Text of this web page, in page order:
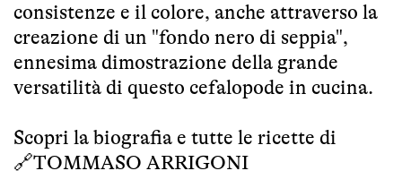
consistenze e il colore, anche attraverso la
creazione di un "fondo nero di seppia",
ennesima dimostrazione della grande
versatilità di questo cefalopode in cucina.
Scopri la biografia e tutte le ricette di
🔗TOMMASO ARRIGONI